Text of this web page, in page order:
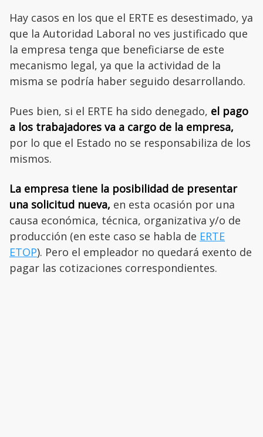
Hay casos en los que el ERTE es desestimado, ya
que la Autoridad Laboral no ves justificado que
la empresa tenga que beneficiarse de este
mecanismo legal, ya que la actividad de la
misma se podría haber seguido desarrollando.
Pues bien, si el ERTE ha sido denegado, el pago
a los trabajadores va a cargo de la empresa,
por lo que el Estado no se responsabiliza de los
mismos.
La empresa tiene la posibilidad de presentar
una solicitud nueva, en esta ocasión por una
causa económica, técnica, organizativa y/o de
producción (en este caso se habla de ERTE
ETOP). Pero el empleador no quedará exento de
pagar las cotizaciones correspondientes.